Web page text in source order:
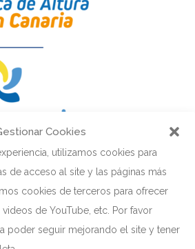
Cookies
utilizamos cookies para
de acceso al site y las páginas más
cookies de terceros para ofrecer
de YouTube, etc. Por favor
poder seguir mejorando el site y tener